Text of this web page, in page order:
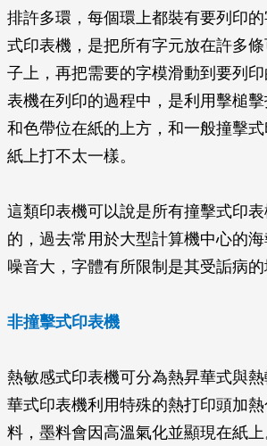
排許多環，每個環上都裝有要列印
式印表機，是把所有字元放在許多
子上，再把需要的字模滑動到要列
表機在列印的過程中，是利用擊槌
和色帶位在紙的上方，和一般撞擊
紙上打不太一樣。
這類印表機可以說是所有撞擊式印
的，過去常用於大型計算機中心的
噪音大，字體有所限制是其受詬病的
非撞擊式印表機
熱敏感式印表機可分為熱昇華式與
華式印表機利用特殊的熱打印頭加
料，墨料會因高溫氣化並顯現在紙